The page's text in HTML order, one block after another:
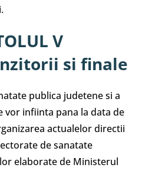
V
si finale
publica judetene si a
vor infiinta pana la data de
actualelor directii
de sanatate
elaborate de Ministerul